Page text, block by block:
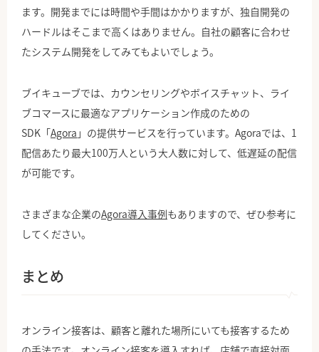
ます。開発までには時間や手間はかかりますが、独自開発の
ハードルはそこまで高くはありません。自社の顧客に合わせ
たシステム開発をしてみてもよいでしょう。
ブイキューブでは、カウンセリングやボイスチャット、ライ
ブコマースに最適なアプリケーション作成のための
SDK「Agora 」の提供サービスを行っています。Agoraでは、1
配信あたり最大100万人という大人数に対して、低遅延の配信
が可能です。
さまざまな企業のAgora導入事例もありますので、ぜひ参考に
してください。
まとめ
オンライン接客は、顧客と離れた場所にいても接客するため